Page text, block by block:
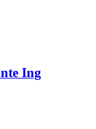
Ing